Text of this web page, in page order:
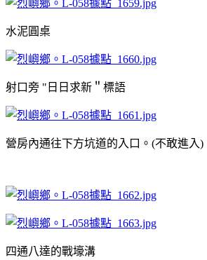
水泥圓桌
射口旁 "日日求新＂標語
營房內通往下方坑道的入口。(不敢進入)
四通八達的戰壕溝